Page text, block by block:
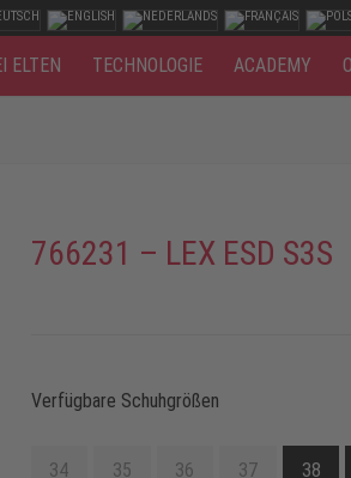
ELTEN TECHNOLOGIE ACADEMY
766231 – LEX ESD S3S
Verfügbare Schuhgrößen
34 35 36 37 38